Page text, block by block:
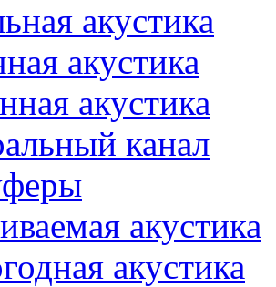
акустика
акустика
акустика
канал
акустика
акустика